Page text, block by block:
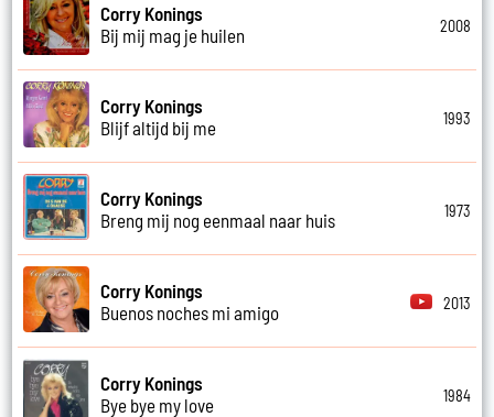
Corry Konings
Bij mij mag je huilen
2008
Corry Konings
Blijf altijd bij me
1993
Corry Konings
Breng mij nog eenmaal naar huis
1973
Corry Konings
Buenos noches mi amigo
2013
Corry Konings
Bye bye my love
1984